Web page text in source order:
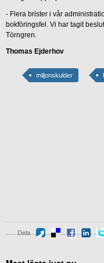
- Flera brister i vår
bokföringsfel. Vi har tagit
Törngren.
Thomas Ejderhov
miljonskulder
Dela